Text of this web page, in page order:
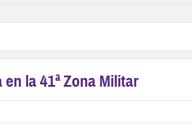
la 41ª Zona Militar